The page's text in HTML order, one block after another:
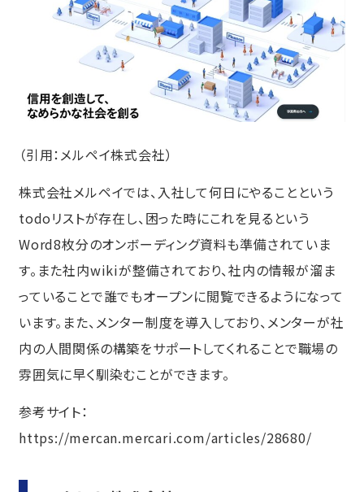
（引用：メルペイ株式会社）
株式会社メルペイでは、入社して何日にやることという
todoリストが存在し、困った時にこれを見るという
Word8枚分のオンボーディング資料も準備されていま
す。また社内wikiが整備されており、社内の情報が溜ま
っていることで誰でもオープンに閲覧できるようになって
います。また、メンター制度を導入しており、メンターが社
内の人間関係の構築をサポートしてくれることで職場の
雰囲気に早く馴染むことができます。
参考サイト：
https://mercan.mercari.com/articles/28680/